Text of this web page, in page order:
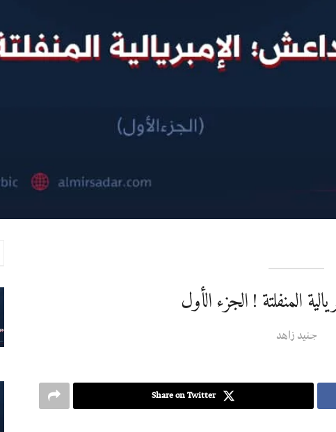
المنفلتة ! الجزء الأول
جنید زاهد
Share on Twitter